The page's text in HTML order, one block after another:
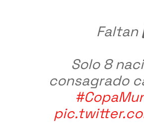
Faltan
Solo 8
consagrado